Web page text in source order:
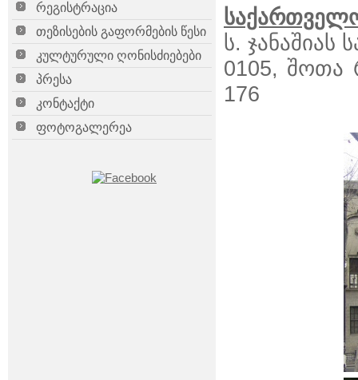
რეგისტრაცია
თეზისების გაფორმების წესი
კულტურული ღონისძიებები
პრესა
კონტაქტი
ფოტოგალერეა
ს. ჯანაშიას
0105, შოთა
176